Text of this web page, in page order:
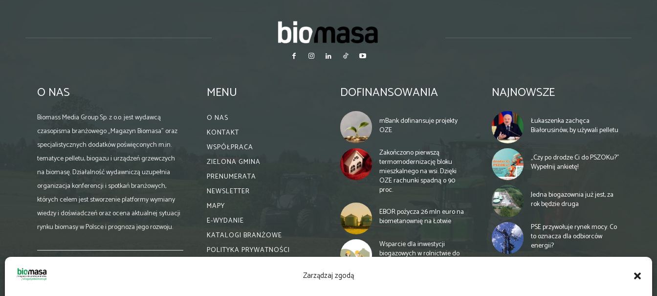
Zarządzaj zgodą
O NAS
Biomass Media Group Sp. z o.o. jest wydawcą
czasopisma branżowego „Magazyn Biomasa” oraz
specjalistycznych dodatków poświęconych m.in.
tematyce pelletu, biogazu i urządzeń grzewczych
na biomasę. Działalność wydawniczą uzupełnia
organizacja konferencji i spotkań branżowych,
których celem jest stworzenie platformy wymiany
wiedzy i doświadczeń oraz ocena aktualnej sytuacji
rynku biomasy w Polsce i prognoza jego rozwoju.
biuro@magazynbiomasa.pl
MENU
O NAS
KONTAKT
WSPÓŁPRACA
ZIELONA GMINA
PRENUMERATA
NEWSLETTER
MAPY
E-WYDANIE
KATALOGI BRANŻOWE
POLITYKA PRYWATNOŚCI
DOFINANSOWANIA
mBank dofinansuje projekty
OZE
Zakończono pierwszą
termomodernizację bloku
mieszkalnego na wsi. Dzięki
OZE rachunki spadną o 90
proc.
EBOR pożycza 26 mln euro na
biometanownię na Łotwie
Wsparcie dla inwestycji
biogazowych w rolnictwie do
NAJNOWSZE
Łukaszenka zachęca
Białorusinów, by używali pelletu
„Czy po drodze Ci do PSZOKu?”
Wypełnij ankietę!
Jedna biogazownia już jest, za
rok będzie druga
PSE przywołuje rynek mocy. Co
to oznacza dla odbiorców
energii?